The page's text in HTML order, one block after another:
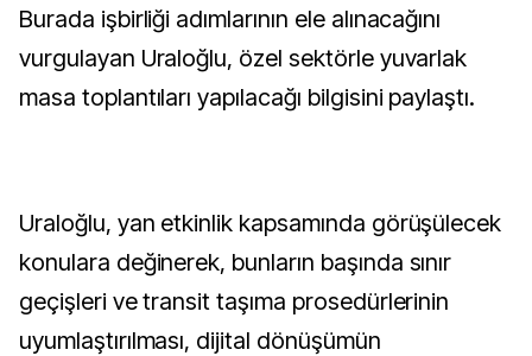
Burada işbirliği adımlarının ele alınacağını
vurgulayan Uraloğlu, özel sektörle yuvarlak
masa toplantıları yapılacağı bilgisini paylaştı.
Uraloğlu, yan etkinlik kapsamında görüşülecek
konulara değinerek, bunların başında sınır
geçişleri ve transit taşıma prosedürlerinin
uyumlaştırılması, dijital dönüşümün